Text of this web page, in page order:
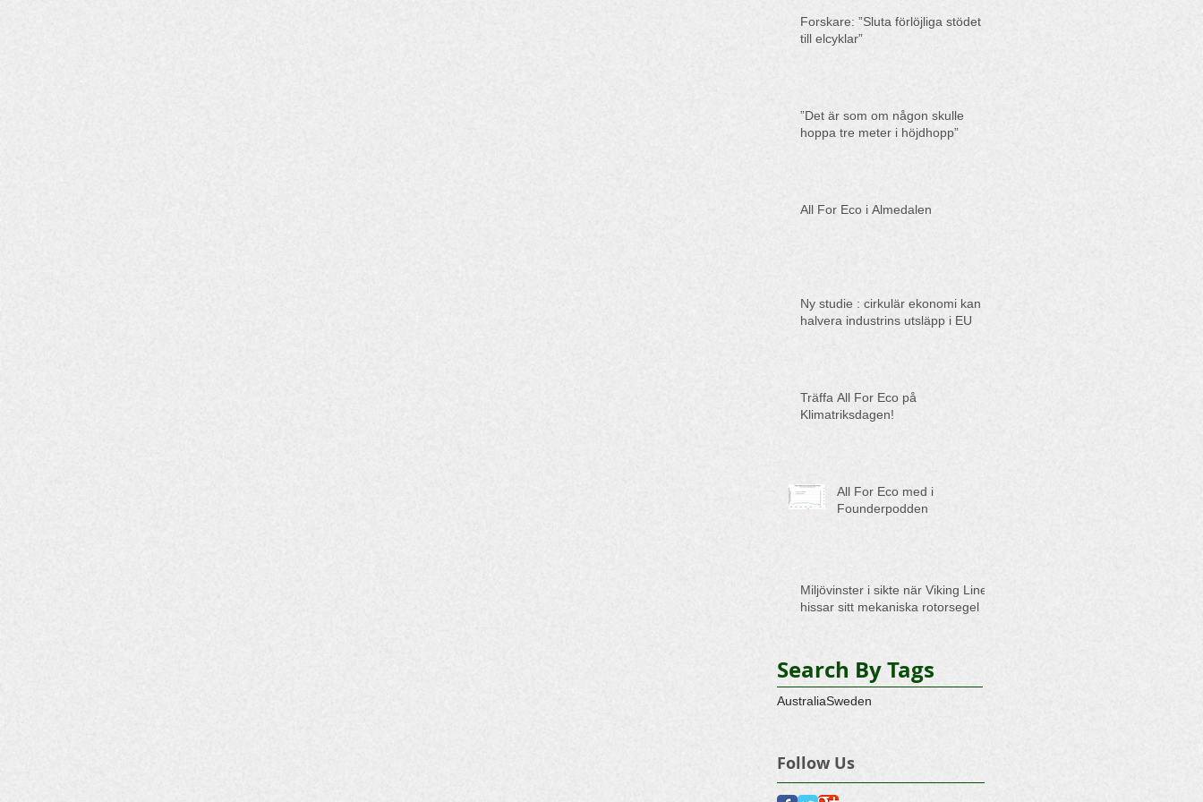
Forskare: ”Sluta förlöjliga stödet
till elcyklar”
”Det är som om någon skulle
hoppa tre meter i höjdhopp”
All For Eco i Almedalen
Ny studie : cirkulär ekonomi kan
halvera industrins utsläpp i EU
Träffa All For Eco på
Klimatriksdagen!
All For Eco med i
Founderpodden
Miljövinster i sikte när Viking Line
hissar sitt mekaniska rotorsegel
Search By Tags
AustraliaSweden
Follow Us